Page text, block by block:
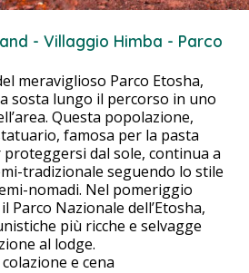
- Villaggio Himba - Parco
meraviglioso Parco Etosha,
sosta lungo il percorso in uno
Questa popolazione,
famosa per la pasta
dal sole, continua a
tradizionale seguendo lo stile
nomadi. Nel pomeriggio
Nazionale dell’Etosha,
più ricche e selvagge
al lodge.
e cena